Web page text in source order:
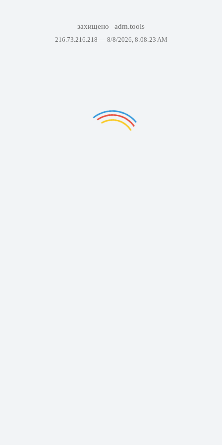
захищено adm.tools
216.73.216.218 — 8/8/2026, 8:08:23 AM